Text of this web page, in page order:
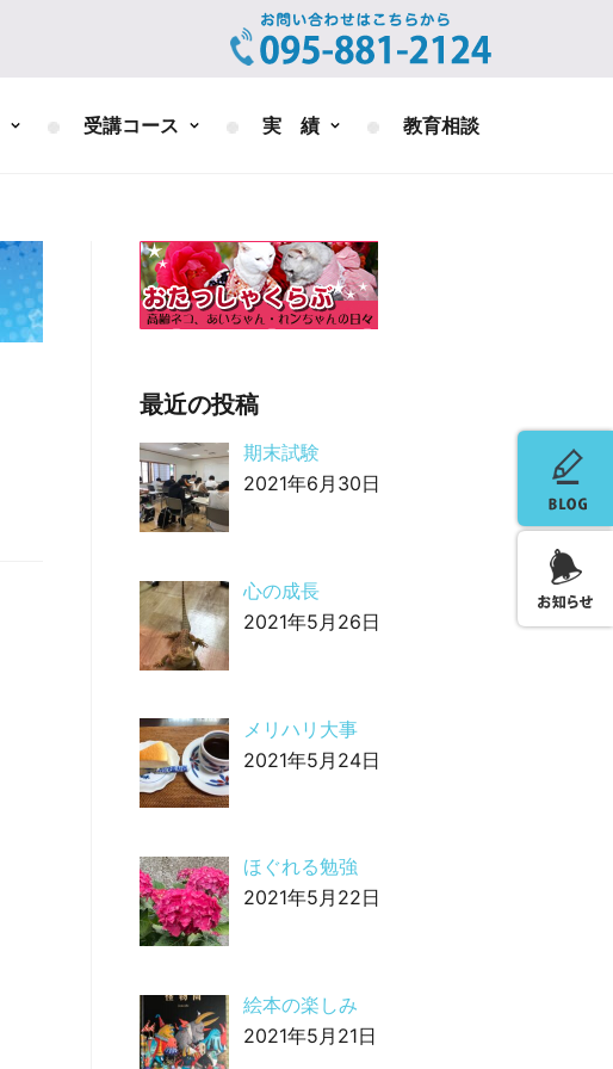
受講コース 実 績 教育相談
最近の投稿
期末試験
2021年6月30日
心の成長
2021年5月26日
メリハリ大事
2021年5月24日
ほぐれる勉強
2021年5月22日
絵本の楽しみ
2021年5月21日